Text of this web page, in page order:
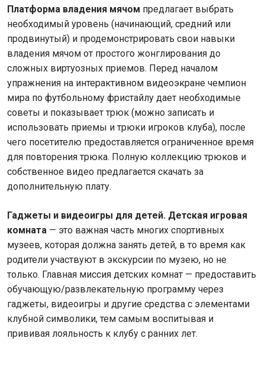
Платформа владения мячом предлагает выбрать
необходимый уровень (начинающий, средний или
продвинутый) и продемонстрировать свои навыки
владения мячом от простого жонглирования до
сложных виртуозных приемов. Перед началом
упражнения на интерактивном видеоэкране чемпион
мира по футбольному фристайлу дает необходимые
советы и показывает трюк (можно записать и
использовать приемы и трюки игроков клуба), после
чего посетителю предоставляется ограниченное время
для повторения трюка. Полную коллекцию трюков и
собственное видео предлагается скачать за
дополнительную плату.
Гаджеты и видеоигры для детей. Детская игровая
комната — это важная часть многих спортивных
музеев, которая должна занять детей, в то время как
родители участвуют в экскурсии по музею, но не
только. Главная миссия детских комнат — предоставить
обучающую/развлекательную программу через
гаджеты, видеоигры и другие средства с элементами
клубной символики, тем самым воспитывая и
прививая лояльность к клубу с ранних лет.